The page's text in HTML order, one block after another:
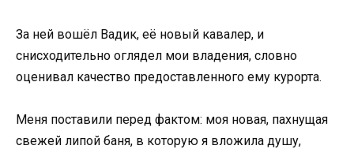
За ней вошёл Вадик, её новый кавалер, и
снисходительно оглядел мои владения, словно
оценивал качество предоставленного ему курорта.
Меня поставили перед фактом: моя новая, пахнущая
свежей липой баня, в которую я вложила душу,